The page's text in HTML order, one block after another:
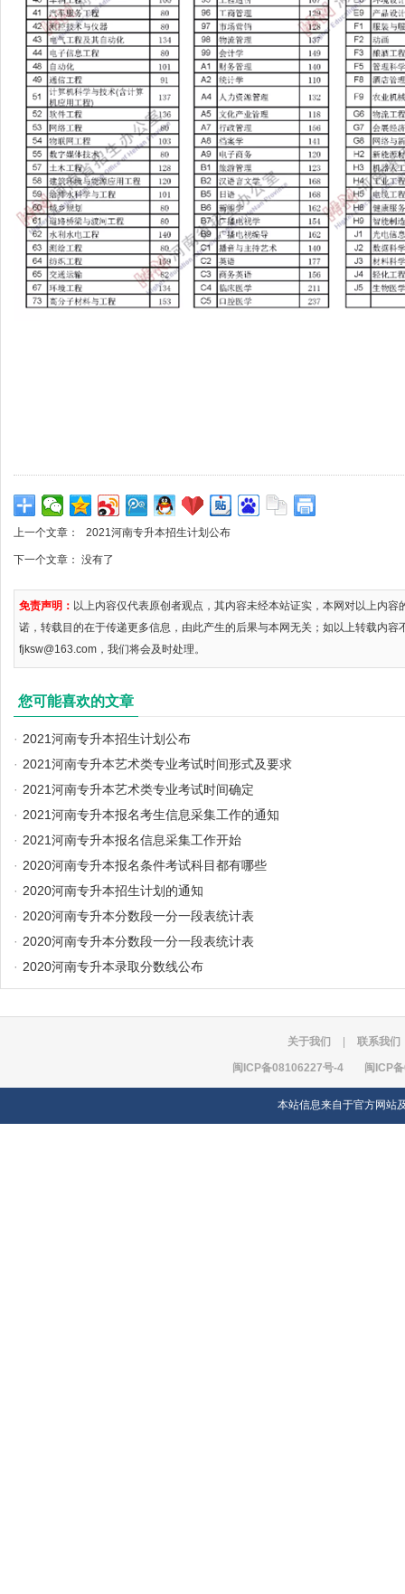
上一个文章： 2021河南专升本招生计划公布
下一个文章： 没有了
免责声明： 以上内容仅代表原创者观点，其内容未经本站证实，本网对以上内
诺，转载目的在于传递更多信息，由此产生的后果与本网无关；如以上转载内容
fjksw@163.com，我们将会及时处理。
您可能喜欢的文章
· 2021河南专升本招生计划公布
· 2021河南专升本艺术类专业考试时间形式及要求
· 2021河南专升本艺术类专业考试时间确定
· 2021河南专升本报名考生信息采集工作的通知
· 2021河南专升本报名信息采集工作开始
· 2020河南专升本报名条件考试科目都有哪些
· 2020河南专升本招生计划的通知
· 2020河南专升本分数段一分一段表统计表
· 2020河南专升本分数段一分一段表统计表
· 2020河南专升本录取分数线公布
关于我们 联系我们
闽ICP备08106227号-4 闽ICP
本站信息来自于官方网站